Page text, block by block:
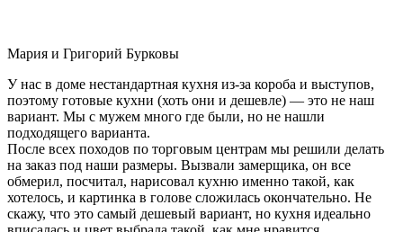
Мария и Григорий Бурковы
У нас в доме нестандартная кухня из-за короба и выступов,
поэтому готовые кухни (хоть они и дешевле) — это не наш
вариант. Мы с мужем много где были, но не нашли
подходящего варианта.
После всех походов по торговым центрам мы решили делать
на заказ под наши размеры. Вызвали замерщика, он все
обмерил, посчитал, нарисовал кухню именно такой, как
хотелось, и картинка в голове сложилась окончательно. Не
скажу, что это самый дешевый вариант, но кухня идеально